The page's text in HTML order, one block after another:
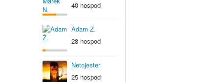
40 hospod
Adam Ž.
28 hospod
Netojester
25 hospod